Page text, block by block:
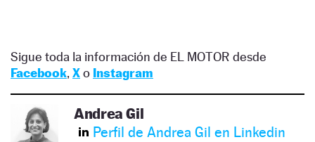
Sigue toda la información de EL MOTOR desde
Facebook, Xo Instagram
Andrea Gil
Perfil de Andrea Gil en Linkedin